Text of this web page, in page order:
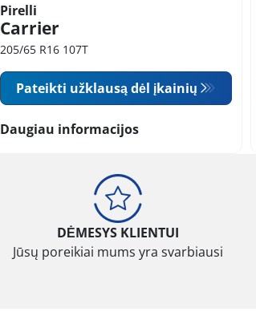
Pirelli
Carrier
205/65 R16 107T
Pateikti užklausą dėl įkainių
Daugiau informacijos
DĖMESYS KLIENTUI
Jūsų poreikiai mums yra svarbiausi